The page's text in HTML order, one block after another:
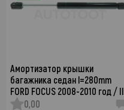
Амортизатор крышки
багажника седан l=280mm
FORD FOCUS 2008-2010 год / II
0,00